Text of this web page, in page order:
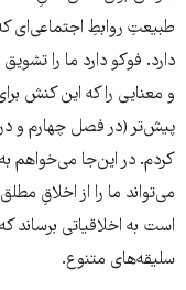
طبیعتِ روابطِ اجتماعی‌ای
دارد. فوکو دارد ما را
و معنایی را که این کنش
پیش‌تر (در فصل چهارم و در
کردم. در این‌جا می‌خواهم
می‌تواند ما را از اخلاقِ
است به اخلاقیاتی برساند
سلیقه‌های متنوع.